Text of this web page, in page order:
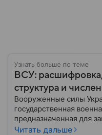
Узнать больше по теме
ВСУ:
структура и
Вооруженные силы
государственная
предназначенная для
военным путем. Была
Читать дальше